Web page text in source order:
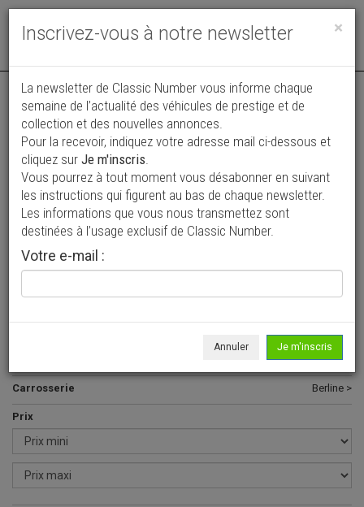
Toggle
Vos annonces vues par
plus de 4 millions de collectionneurs
Ajouter une annonce
> Rechercher un véhicule
Corvette >
Carrosserie Berline >
Prix
×
Inscrivez-vous à notre newsletter
La newsletter de Classic Number vous informe chaque
semaine de l’actualité des véhicules de prestige et de
collection et des nouvelles annonces.
Pour la recevoir, indiquez votre adresse mail ci-dessous et
cliquez sur Je m'inscris.
Vous pourrez à tout moment vous désabonner en suivant
les instructions qui figurent au bas de chaque newsletter.
Les informations que vous nous transmettez sont
destinées à l’usage exclusif de Classic Number.
Votre e-mail :
Annuler Je m'inscris